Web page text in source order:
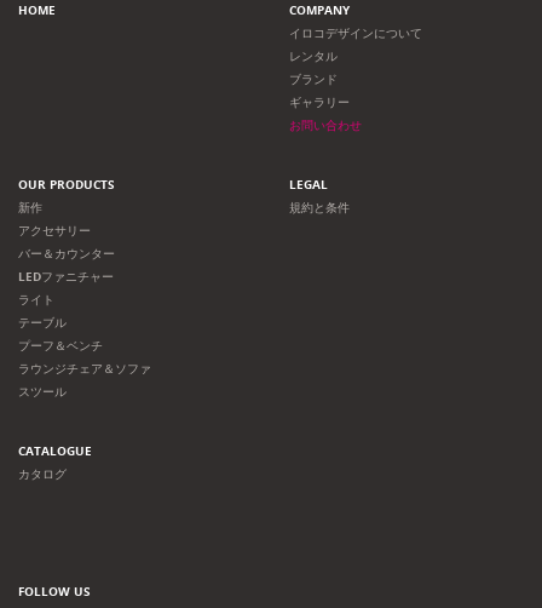
シ
HOME
COMPANY
イロコデザインについて
レンタル
ブランド
ギャラリー
お問い合わせ
OUR PRODUCTS
新作
アクセサリー
バー＆カウンター
LEDファニチャー
ライト
テーブル
プーフ＆ベンチ
ラウンジチェア＆ソファ
スツール
LEGAL
規約と条件
CATALOGUE
カタログ
FOLLOW US